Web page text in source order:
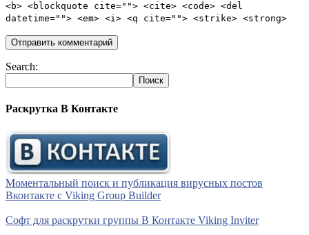
<b> <blockquote cite=""> <cite> <code> <del
datetime=""> <em> <i> <q cite=""> <strike> <strong>
Search:
Раскрутка В Контакте
Моментальный поиск и публикация вирусных постов
Вконтакте с Viking Group Builder
Софт для раскрутки группы В Контакте Viking Inviter